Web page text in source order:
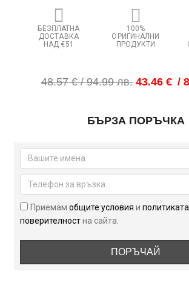
БЕЗПЛАТНА
ДОСТАВКА
НАД €51
100%
ОРИГИНАЛНИ
ПРОДУКТИ
48.57€/ 94.99 лв.
Original
43.46 € /
Текущата
Glutamine
PEPTIDE
240
таблетки
БЪРЗА ПОРЪЧКА
Приемамобщите условияи
поверителностна сайта.
ПОРЪЧАЙ